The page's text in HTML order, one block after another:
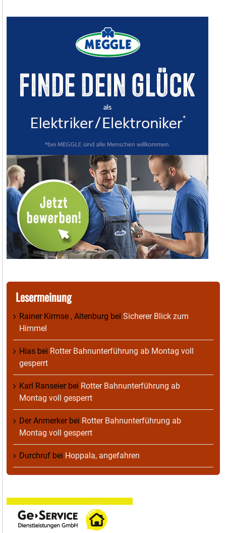
Lesermeinung
Rainer Kirmse , Altenburg bei Sicherer Blick zum
Himmel
Hias bei Rotter Bahnunterführung ab Montag voll
gesperrt
Karl Ranseierbei Rotter Bahnunterführung ab
Montag voll gesperrt
Der Anmerkerbei Rotter Bahnunterführung ab
Montag voll gesperrt
Durchruf bei Hoppala, angefahren